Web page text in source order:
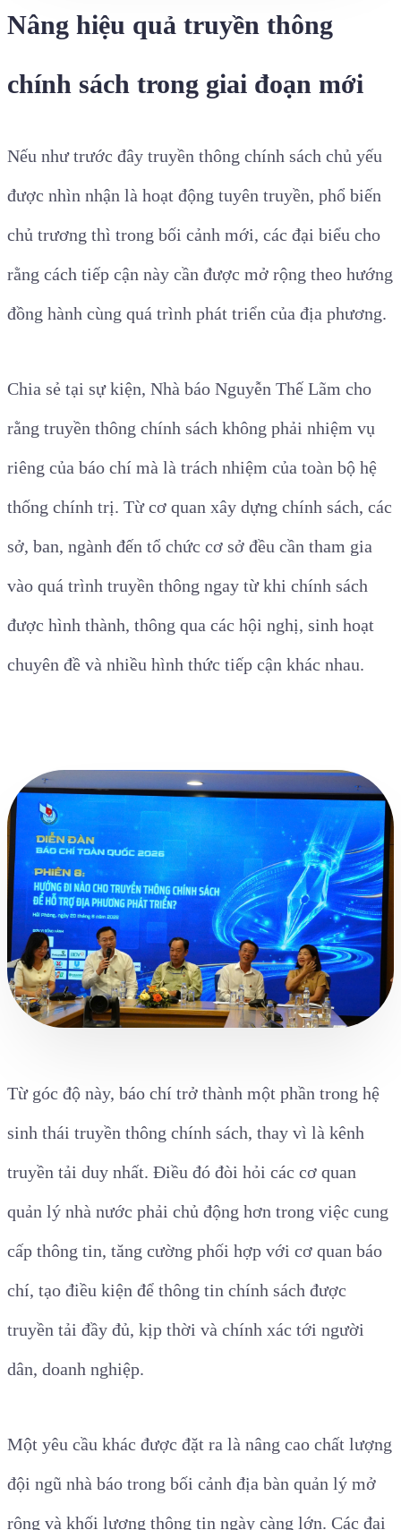
Nâng hiệu quả truyền thông
chính sách trong giai đoạn mới
Nếu như trước đây truyền thông chính sách chủ yếu
được nhìn nhận là hoạt động tuyên truyền, phổ biến
chủ trương thì trong bối cảnh mới, các đại biểu cho
rằng cách tiếp cận này cần được mở rộng theo hướng
đồng hành cùng quá trình phát triển của địa phương.
Chia sẻ tại sự kiện, Nhà báo Nguyễn Thế Lãm cho
rằng truyền thông chính sách không phải nhiệm vụ
riêng của báo chí mà là trách nhiệm của toàn bộ hệ
thống chính trị. Từ cơ quan xây dựng chính sách, các
sở, ban, ngành đến tổ chức cơ sở đều cần tham gia
vào quá trình truyền thông ngay từ khi chính sách
được hình thành, thông qua các hội nghị, sinh hoạt
chuyên đề và nhiều hình thức tiếp cận khác nhau.
Từ góc độ này, báo chí trở thành một phần trong hệ
sinh thái truyền thông chính sách, thay vì là kênh
truyền tải duy nhất. Điều đó đòi hỏi các cơ quan
quản lý nhà nước phải chủ động hơn trong việc cung
cấp thông tin, tăng cường phối hợp với cơ quan báo
chí, tạo điều kiện để thông tin chính sách được
truyền tải đầy đủ, kịp thời và chính xác tới người
dân, doanh nghiệp.
Một yêu cầu khác được đặt ra là nâng cao chất lượng
đội ngũ nhà báo trong bối cảnh địa bàn quản lý mở
rộng và khối lượng thông tin ngày càng lớn. Các đại